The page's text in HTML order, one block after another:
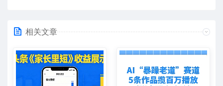
相关文章